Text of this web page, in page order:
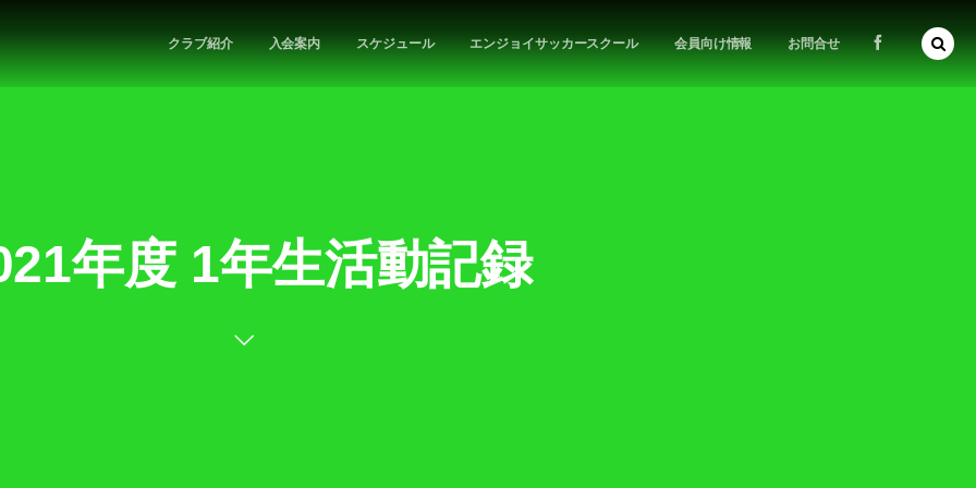
クラブ紹介 入会案内 スケジュール エンジョイサッカースクール 会員向け情報 お問合せ
年度 1年生活動記録